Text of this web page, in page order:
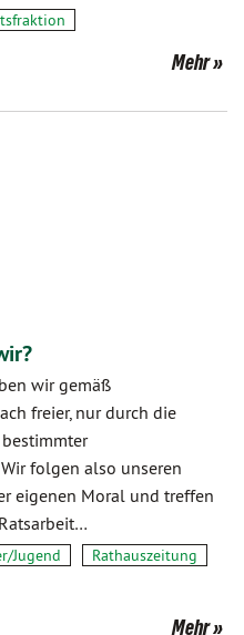
Mehr
wir gemäß
freier, nur durch die
folgen also unseren
eigenen Moral und treffen
Jugend
Rathauszeitung
Mehr